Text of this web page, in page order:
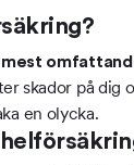
mest
skador på dig
en olycka.